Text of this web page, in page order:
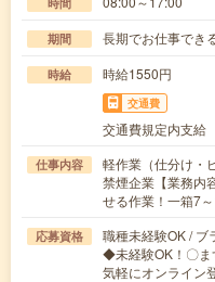
期間 長期でお仕事でき
時給 時給1550円
交通費
交通費規定内支給
仕事内容
軽作業（仕分け・
禁煙企業【業務内
せる作業！一箱7
応募資格
職種未経験OK / ブ
◆未経験OK！〇ま
気軽にオンライ